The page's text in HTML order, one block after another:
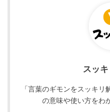
スッ
「言葉のギモンをスッキ
の意味や使い方をわ